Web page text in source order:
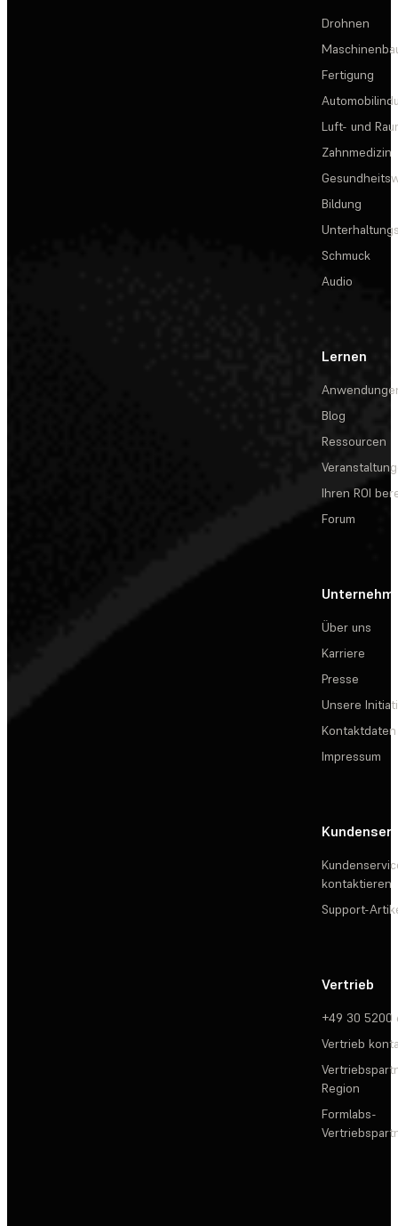
Drohnen
Fertigung
Luft- und
Zahnmedizin
Bildung
Schmuck
Audio
Lernen
Blog
Ressourcen
Ihren ROI
Forum
Über uns
Karriere
Presse
Unsere
Kontaktdaten
Impressum
kontaktieren
Support-
Vertrieb
+49 30 5200
Vertrieb
Region
Formlabs-